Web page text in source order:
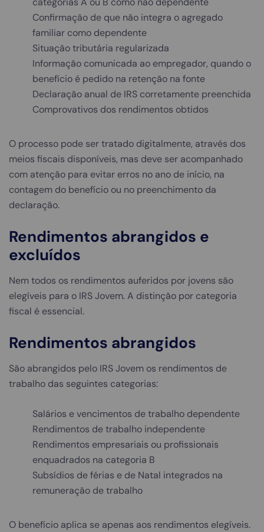
Confirmação de que não integra o agregado
familiar como dependente
Situação tributária regularizada
Informação comunicada ao empregador, quando o
benefício é pedido na retenção na fonte
Declaração anual de IRS corretamente preenchida
Comprovativos dos rendimentos obtidos
O processo pode ser tratado digitalmente, através dos
meios fiscais disponíveis, mas deve ser acompanhado
com atenção para evitar erros no ano de início, na
contagem do benefício ou no preenchimento da
declaração.
Rendimentos abrangidos e
excluídos
Nem todos os rendimentos auferidos por jovens são
elegíveis para o IRS Jovem. A distinção por categoria
fiscal é essencial.
Rendimentos abrangidos
São abrangidos pelo IRS Jovem os rendimentos de
trabalho das seguintes categorias:
Salários e vencimentos de trabalho dependente
Rendimentos de trabalho independente
Rendimentos empresariais ou profissionais
enquadrados na categoria B
Subsídios de férias e de Natal integrados na
remuneração de trabalho
O benefício aplica se apenas aos rendimentos elegíveis.